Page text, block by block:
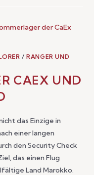
/RANGER UND
CAEX UND
das Einzige in
einer langen
den Security Check
das einen Flug
Land Marokko.